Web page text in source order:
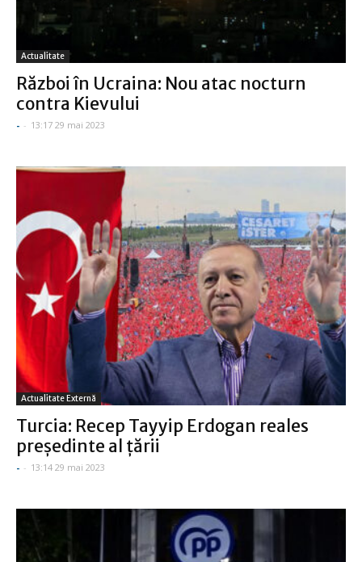
Actualitate
Război în Ucraina: Nou atac nocturn
contra Kievului
- - 13:17 29 mai 2023
Actualitate Externă
Turcia: Recep Tayyip Erdogan reales
preşedinte al ţării
- - 13:14 29 mai 2023